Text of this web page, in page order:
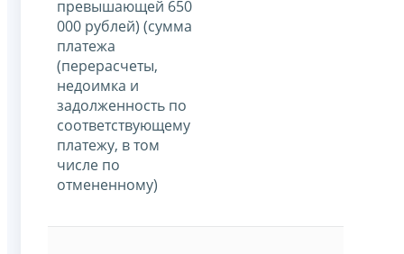
превышающей 650
000 рублей) (сумма
платежа
(перерасчеты,
недоимка и
задолженность по
соответствующему
платежу, в том
числе по
отмененному)